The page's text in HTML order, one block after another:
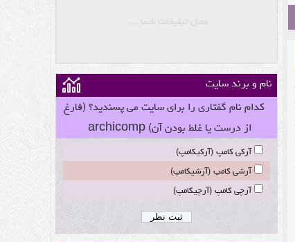
نام و برند سایت
کدام نام گفتاری را برای سایت می پسندید؟ (فارغ
از درست یا غلط بودن آن) archicomp
آرکی کامپ (آرکیکامپ)
آرشی کامپ (آرشیکامپ)
آرچی کامپ (آرچیکامپ)